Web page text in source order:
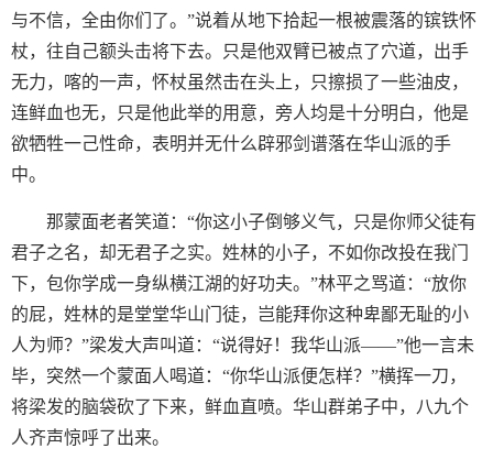
与不信，全由你们了。”说着从地下拾起一根被震落的镔铁怀
杖，往自己额头击将下去。只是他双臂已被点了穴道，出手
无力，喀的一声，怀杖虽然击在头上，只擦损了一些油皮，
连鲜血也无，只是他此举的用意，旁人均是十分明白，他是
欲牺牲一己性命，表明并无什么辟邪剑谱落在华山派的手
中。
那蒙面老者笑道：“你这小子倒够义气，只是你师父徒有
君子之名，却无君子之实。姓林的小子，不如你改投在我门
下，包你学成一身纵横江湖的好功夫。”林平之骂道：“放你
的屁，姓林的是堂堂华山门徒，岂能拜你这种卑鄙无耻的小
人为师？”梁发大声叫道：“说得好！我华山派——”他一言未
毕，突然一个蒙面人喝道：“你华山派便怎样？”横挥一刀，
将梁发的脑袋砍了下来，鲜血直喷。华山群弟子中，八九个
人齐声惊呼了出来。